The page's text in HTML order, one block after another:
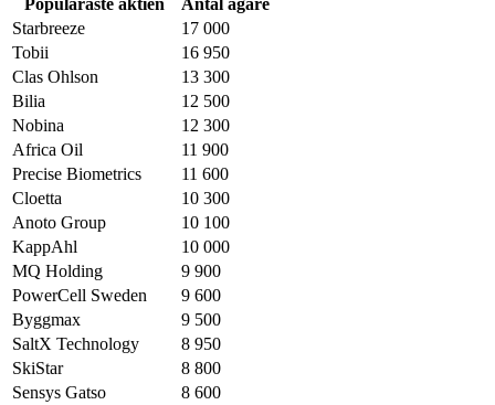
Starbreeze
17 000
Tobii
16 950
Clas Ohlson
13 300
Bilia
12 500
Nobina
12 300
Africa Oil
11 900
Precise Biometrics
11 600
Cloetta
10 300
Anoto Group
10 100
KappAhl
10 000
MQ Holding
9 900
PowerCell Sweden
9 600
Byggmax
9 500
SaltX Technology
8 950
SkiStar
8 800
Sensys Gatso
8 600